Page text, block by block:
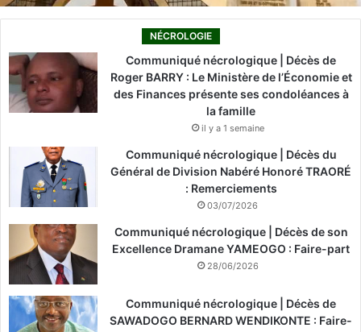
NÉCROLOGIE
Communiqué nécrologique | Décès de
Roger BARRY : Le Ministère de l’Économie et
des Finances présente ses condoléances à
la famille
il y a 1 semaine
Communiqué nécrologique | Décès du
Général de Division Nabéré Honoré TRAORÉ
: Remerciements
03/07/2026
Communiqué nécrologique | Décès de son
Excellence Dramane YAMEOGO : Faire-part
28/06/2026
Communiqué nécrologique | Décès de
SAWADOGO BERNARD WENDIKONTE : Faire-